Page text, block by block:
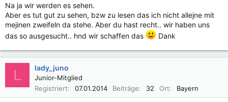
Na ja wir werden es sehen.
Aber es tut gut zu sehen, bzw zu lesen das ich nicht allejne mit
mejinen zweifeln da stehe. Aber du hast recht.. wir haben uns
das so ausgesucht.. hnd wir schaffen das
Dank
L lady_juno
Junior-Mitglied
Registriert
07.01.2014 Beiträge 32 Ort Bayern